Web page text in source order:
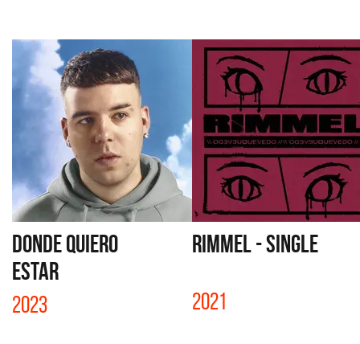
DONDE QUIERO
ESTAR
2023
RIMMEL - SINGLE
2021